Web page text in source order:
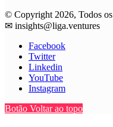
© Copyright 2026, Todos
✉ insights@liga.ventures
Facebook
Twitter
Linkedin
YouTube
Instagram
Botão Voltar ao topo